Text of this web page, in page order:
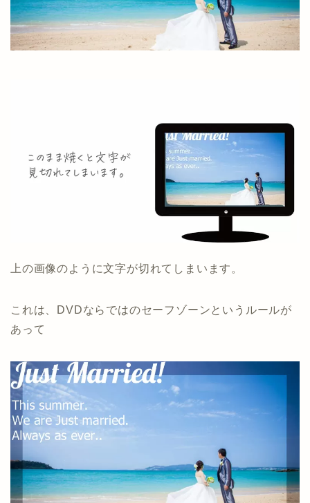
上の画像のように文字が切れてしまいます。
これは、DVDならではのセーフゾーンというルールが
あって